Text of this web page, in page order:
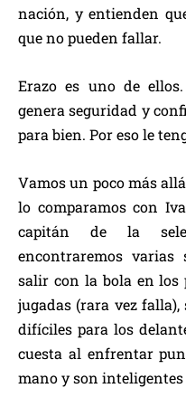
nación, y entienden
que no pueden fallar.
Erazo es uno de
genera seguridad y
para bien. Por eso le
Vamos un poco más
lo comparamos con
capitán de la
encontraremos varias
salir con la bola en los
jugadas (rara vez
difíciles para los
cuesta al enfrentar
mano y son